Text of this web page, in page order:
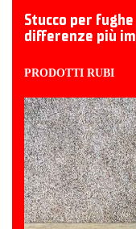
Stucco per
differenze più
PRODOTTI RUBI